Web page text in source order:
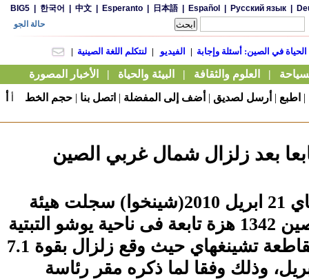
| اطبع | أرسل لصديق | أضف إلى المفضلة | اتصل بنا | حجم الخط
يوشو ، تشينغهاي 21 ابريل 2010(شينخوا) سجلت هيئة
الزلازل فى الصين 1342 هزة تابعة فى ناحية يوشو التبتية
ذاتية الحكم بمقاطعة تشينغهاي حيث وقع زلزال بقوة 7.1
يوم 14 ابريل، وذلك وفقا لما ذكره مقر رئاسة